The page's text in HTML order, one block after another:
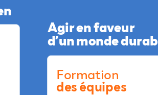
Agirenfaveur
d’unmonde
Formation
deséquipes